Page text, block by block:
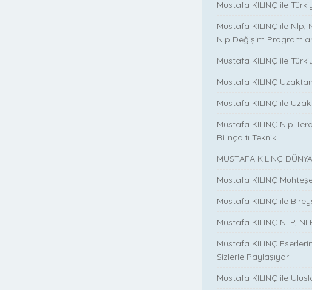
Mustafa KILINÇ ile
Mustafa KILINÇ ile Nlp,
Nlp Değişim
Mustafa KILINÇ ile
Mustafa KILINÇ
Mustafa KILINÇ ile
Mustafa KILINÇ Nlp
Bilinçaltı Teknik
MUSTAFA KILINÇ
Mustafa KILINÇ
Mustafa KILINÇ ile
Mustafa KILINÇ NLP,
Mustafa KILINÇ
Sizlerle Paylaşıyor
Mustafa KILINÇ ile